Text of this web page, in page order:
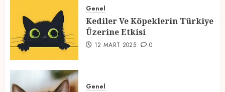
2
Üzerine Etkisi
12 MART 2025 0
Seçildi
Genel
Kediler Ve Köpeklerin Türkiye
Üzerine Etkisi
12 MART 2025 0
Genel